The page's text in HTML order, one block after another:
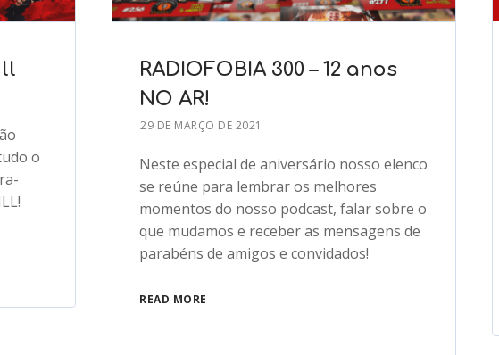
o
RADIOFOBIA 300 – 12 anos
NO AR!
29 DE MARÇO DE 2021
Neste especial de aniversário nosso elenco
se reúne para lembrar os melhores
momentos do nosso podcast, falar sobre o
que mudamos e receber as mensagens de
parabéns de amigos e convidados!
READ MORE